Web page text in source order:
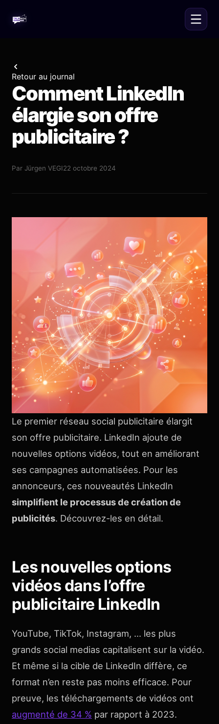
Retour au journal
Comment LinkedIn
élargie son offre
publicitaire ?
Par Jürgen VEGI22 octobre 2024
Le premier réseau social publicitaire élargit
son offre publicitaire. LinkedIn ajoute de
nouvelles options vidéos, tout en améliorant
ses campagnes automatisées. Pour les
annonceurs, ces nouveautés LinkedIn
simplifient le processus de création de
publicités. Découvrez-les en détail.
Les nouvelles options
vidéos dans l’offre
publicitaire LinkedIn
YouTube, TikTok, Instagram, … les plus
grands social medias capitalisent sur la vidéo.
Et même si la cible de LinkedIn diffère, ce
format n’en reste pas moins efficace. Pour
preuve, les téléchargements de vidéos ont
augmenté de 34 % par rapport à 2023.